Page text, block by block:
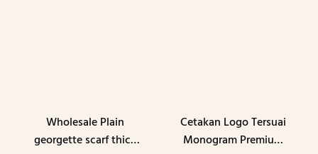
Wholesale Plain
georgette scarf thick
Cetakan Logo Tersuai
Monogram Premium